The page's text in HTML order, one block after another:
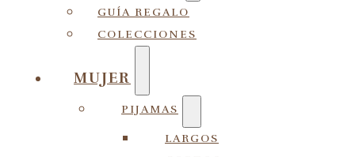
GUÍA REGALO
COLECCIONES
MUJER
PIJAMAS
LARGOS